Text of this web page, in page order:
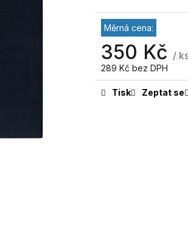
Měrná cena:
350 Kč /
289 Kč bez DPH
Tisk Zeptat se